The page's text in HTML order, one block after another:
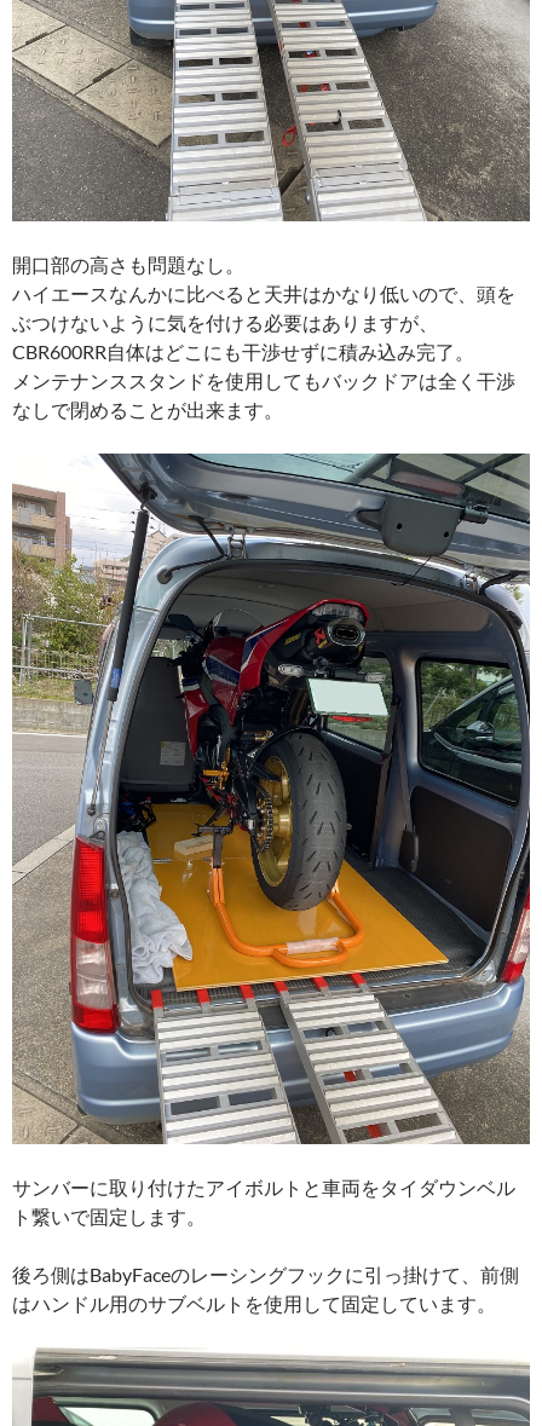
開口部の高さも問題なし。
ハイエースなんかに比べると天井はかなり低いので、頭を
ぶつけないように気を付ける必要はありますが、
CBR600RR自体はどこにも干渉せずに積み込み完了。
メンテナンススタンドを使用してもバックドアは全く干渉
なしで閉めることが出来ます。
サンバーに取り付けたアイボルトと車両をタイダウンベル
ト繋いで固定します。
後ろ側はBabyFaceのレーシングフックに引っ掛けて、前側
はハンドル用のサブベルトを使用して固定しています。